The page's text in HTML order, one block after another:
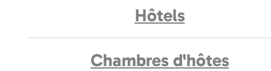
Hôtels
Chambres d'hôtes